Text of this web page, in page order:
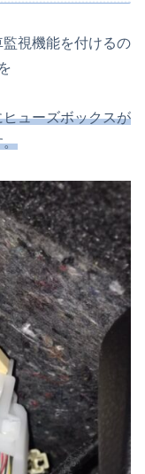
視機能を付けるの
ューズボックスが
。